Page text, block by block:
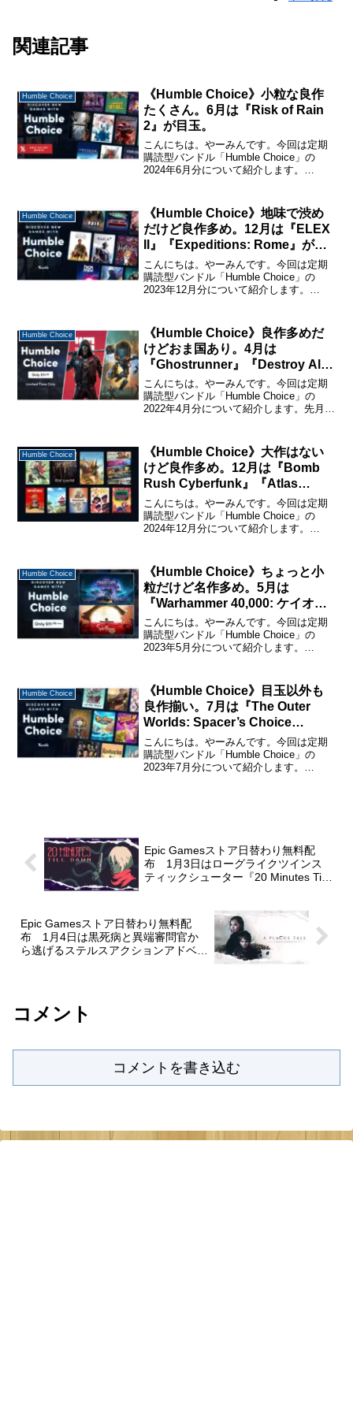
関連記事
Humble Choice
《Humble Choice》小粒な良作
たくさん。6月は『Risk of Rain
2』が目玉。
こんにちは。やーみんです。今回は定期
購読型バンドル「Humble Choice」の
2024年6月分について紹介します。
下記のページで詳しく説明しているので
購...
Humble Choice
《Humble Choice》地味で渋め
だけど良作多め。12月は『ELEX
II』『Expeditions: Rome』が目
玉。
こんにちは。やーみんです。今回は定期
購読型バンドル「Humble Choice」の
2023年12月分について紹介します。
下記のページで詳しく説明しているの
で...
Humble Choice
《Humble Choice》良作多めだ
けどおま国あり。4月は
『Ghostrunner』『Destroy All
Humans!』が目玉
こんにちは。やーみんです。今回は定期
購読型バンドル「Humble Choice」の
2022年4月分について紹介します。先月ほ
STRIKER」は日本人...
Humble Choice
《Humble Choice》大作はない
けど良作多め。12月は『Bomb
Rush Cyberfunk』『Atlas
Fallen: Reign Of Sand』が目
玉。
こんにちは。やーみんです。今回は定期
購読型バンドル「Humble Choice」の
2024年12月分について紹介します。
下記のページで詳しく説明しているの
で...
Humble Choice
《Humble Choice》ちょっと小
粒だけど名作多め。5月は
『Warhammer 40,000: ケイオ
ス・ゲート – ディーモンハンター
ズ』『Spiritfarer: Farewellエディ
ション』が目玉。
こんにちは。やーみんです。今回は定期
購読型バンドル「Humble Choice」の
2023年5月分について紹介します。
下記のページで詳しく説明しているので
購...
Humble Choice
《Humble Choice》目玉以外も
良作揃い。7月は『The Outer
Worlds: Spacer’s Choice
Edition』『Temtem』が目玉。
こんにちは。やーみんです。今回は定期
購読型バンドル「Humble Choice」の
2023年7月分について紹介します。
Epic Gamesストア日替わり無料配
布 1月3日はローグライクツインス
ティックシューター『20 Minutes Till
Epic Gamesストア日替わり無料配
布 1月4日は黒死病と異端審問官か
ら逃げるステルスアクションアドベン
コメント
コメントを書き込む